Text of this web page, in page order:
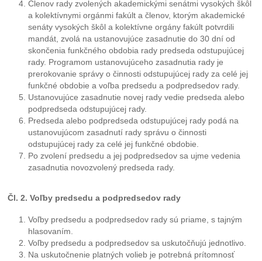
Členov rady zvolených akademickými senátmi vysokých škôl
a kolektívnymi orgánmi fakúlt a členov, ktorým akademické
senáty vysokých škôl a kolektívne orgány fakúlt potvrdili
mandát, zvolá na ustanovujúce zasadnutie do 30 dní od
skončenia funkčného obdobia rady predseda odstupujúcej
rady. Programom ustanovujúceho zasadnutia rady je
prerokovanie správy o činnosti odstupujúcej rady za celé jej
funkčné obdobie a voľba predsedu a podpredsedov rady.
Ustanovujúce zasadnutie novej rady vedie predseda alebo
podpredseda odstupujúcej rady.
Predseda alebo podpredseda odstupujúcej rady podá na
ustanovujúcom zasadnutí rady správu o činnosti
odstupujúcej rady za celé jej funkčné obdobie.
Po zvolení predsedu a jej podpredsedov sa ujme vedenia
zasadnutia novozvolený predseda rady.
Čl. 2. Voľby predsedu a podpredsedov rady
Voľby predsedu a podpredsedov rady sú priame, s tajným
hlasovaním.
Voľby predsedu a podpredsedov sa uskutočňujú jednotlivo.
Na uskutočnenie platných volieb je potrebná prítomnosť